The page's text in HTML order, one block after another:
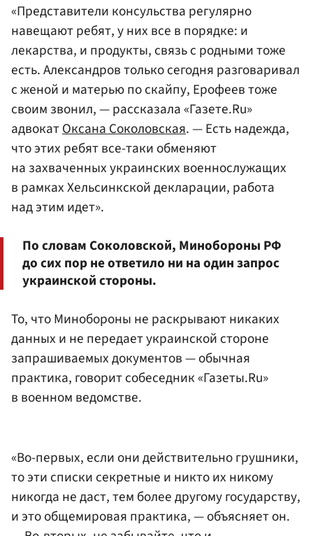
«Представители консульства регулярно
навещают ребят, у них все в порядке: и
лекарства, и продукты, связь с родными тоже
есть. Александров только сегодня разговаривал
с женой и матерью по скайпу, Ерофеев тоже
своим звонил, — рассказала «Газете.Ru»
адвокатОксана Соколовская. — Есть надежда,
что этих ребят все-таки обменяют
на захваченных украинских военнослужащих
в рамках Хельсинкской декларации, работа
над этим идет».
По словам Соколовской, Минобороны РФ
до сих пор не ответило ни на один запрос
украинской стороны.
То, что Минобороны не раскрывают никаких
данных и не передает украинской стороне
запрашиваемых документов — обычная
практика, говорит собеседник «Газеты.Ru»
в военном ведомстве.
«Во-первых, если они действительно грушники,
то эти списки секретные и никто их никому
никогда не даст, тем более другому государству,
и это общемировая практика, — объясняет он.